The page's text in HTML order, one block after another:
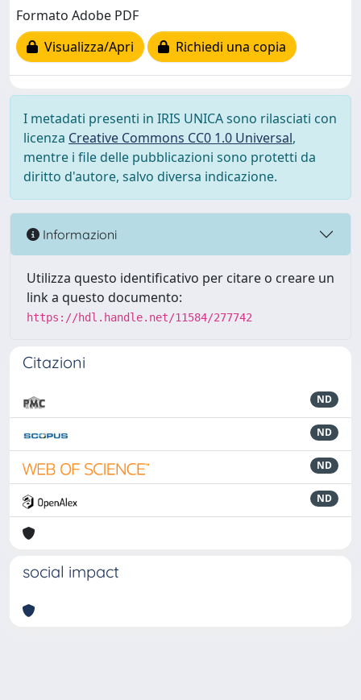
Formato Adobe PDF
Visualizza/Apri
Richiedi una copia
I metadati presenti in IRIS UNICA sono rilasciati con
licenza Creative Commons CC0 1.0 Universal,
mentre i file delle pubblicazioni sono protetti da
diritto d'autore, salvo diversa indicazione.
Informazioni
Utilizza questo identificativo per citare o creare un
link a questo documento:
https://hdl.handle.net/11584/277742
Citazioni
ND
ND
ND
ND
social impact